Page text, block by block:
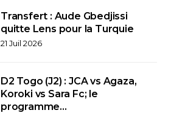
Transfert : Aude Gbedjissi
quitte Lens pour la Turquie
21 Juil 2026
D2 Togo (J2) : JCA vs Agaza,
Koroki vs Sara Fc; le
programme…